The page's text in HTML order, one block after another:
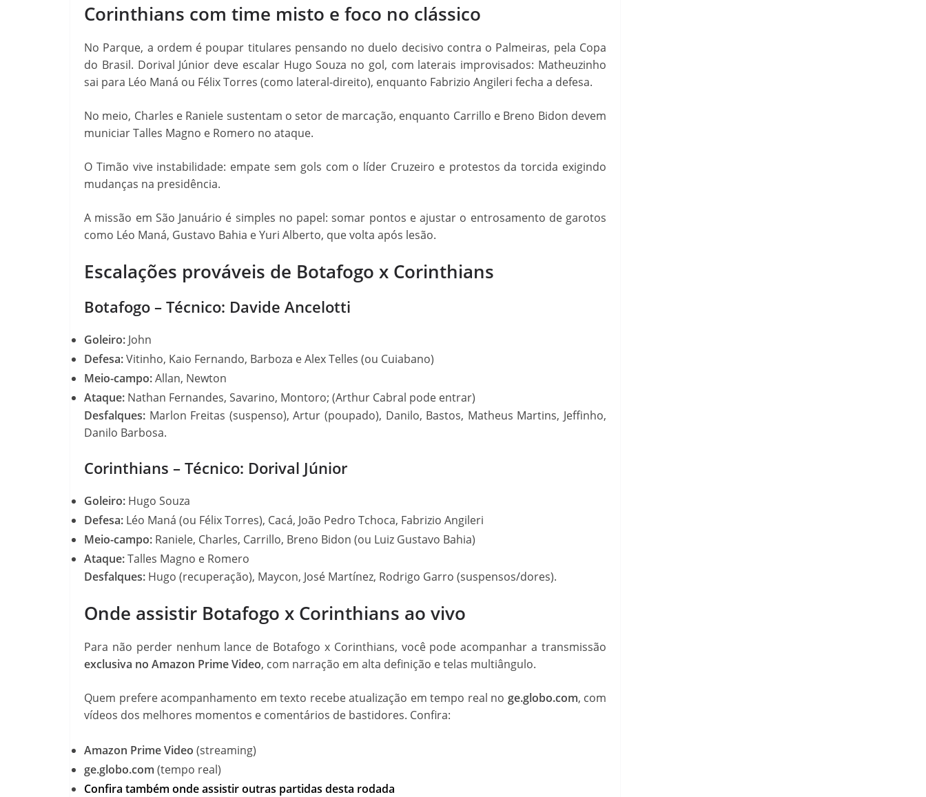
Corinthians com time misto e foco no clássico
No Parque, a ordem é poupar titulares pensando no duelo decisivo contra o Palmeiras, pela Copa
do Brasil. Dorival Júnior deve escalar Hugo Souza no gol, com laterais improvisados: Matheuzinho
sai para Léo Maná ou Félix Torres (como lateral-direito), enquanto Fabrizio Angileri fecha a defesa.
No meio, Charles e Raniele sustentam o setor de marcação, enquanto Carrillo e Breno Bidon devem
municiar Talles Magno e Romero no ataque.
O Timão vive instabilidade: empate sem gols com o líder Cruzeiro e protestos da torcida exigindo
mudanças na presidência.
A missão em São Januário é simples no papel: somar pontos e ajustar o entrosamento de garotos
como Léo Maná, Gustavo Bahia e Yuri Alberto, que volta após lesão.
Escalações prováveis de Botafogo x Corinthians
Botafogo – Técnico: Davide Ancelotti
Goleiro: John
Defesa:Vitinho, Kaio Fernando, Barboza e Alex Telles (ou Cuiabano)
Meio-campo:Allan, Newton
Ataque: Nathan Fernandes, Savarino, Montoro; (Arthur Cabral pode entrar)
Desfalques: Marlon Freitas (suspenso), Artur (poupado), Danilo, Bastos, Matheus Martins, Jeffinho,
Danilo Barbosa.
Corinthians – Técnico: Dorival Júnior
Goleiro: Hugo Souza
Defesa: Léo Maná (ou Félix Torres), Cacá, João Pedro Tchoca, Fabrizio Angileri
Meio-campo: Raniele, Charles, Carrillo, Breno Bidon (ou Luiz Gustavo Bahia)
Ataque:Talles Magno e Romero
Desfalques: Hugo (recuperação), Maycon, José Martínez, Rodrigo Garro (suspensos/dores).
Onde assistir Botafogo x Corinthians ao vivo
Para não perder nenhum lance de Botafogo x Corinthians, você pode acompanhar a transmissão
exclusiva no Amazon Prime Video, com narração em alta definição e telas multiângulo.
Quem prefere acompanhamento em texto recebe atualização em tempo real no ge.globo.com, com
vídeos dos melhores momentos e comentários de bastidores. Confira:
Amazon Prime Video (streaming)
ge.globo.com (tempo real)
Confira também onde assistir outras partidas desta rodada